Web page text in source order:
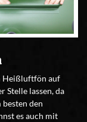
Heißluftfön auf
Stelle lassen, da
den
es auch mit